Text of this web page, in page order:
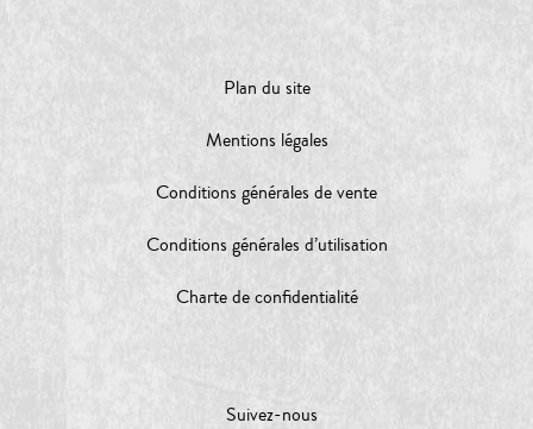
Plan du site
Mentions légales
Conditions générales de vente
Conditions générales d’utilisation
Charte de confidentialité
Suivez-nous